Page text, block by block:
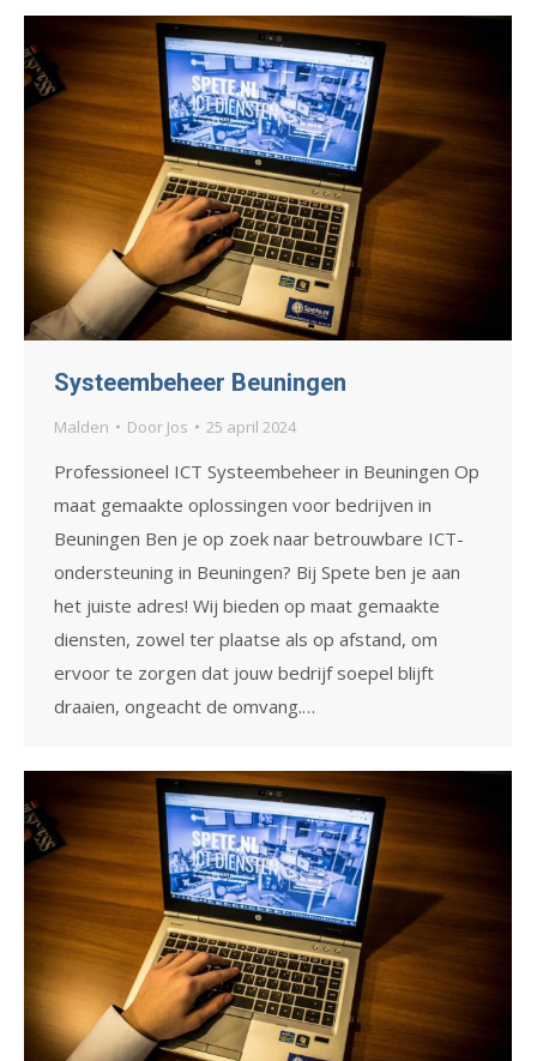
Systeembeheer Beuningen
Malden Door Jos 25 april 2024
Professioneel ICT Systeembeheer in Beuningen Op
maat gemaakte oplossingen voor bedrijven in
Beuningen Ben je op zoek naar betrouwbare ICT-
ondersteuning in Beuningen? Bij Spete ben je aan
het juiste adres! Wij bieden op maat gemaakte
diensten, zowel ter plaatse als op afstand, om
ervoor te zorgen dat jouw bedrijf soepel blijft
draaien, ongeacht de omvang.…